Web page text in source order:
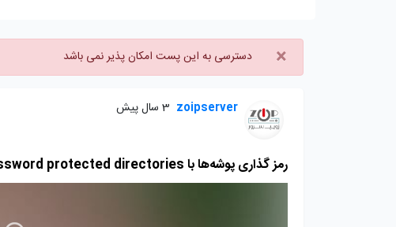
× دسترسی به این پست امکان پذیر نمی باشد
zoipserver 3 سال پیش
رمز گذاری پوشه‌ها با password protected directories